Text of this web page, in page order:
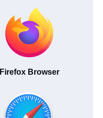
Firefox Browser